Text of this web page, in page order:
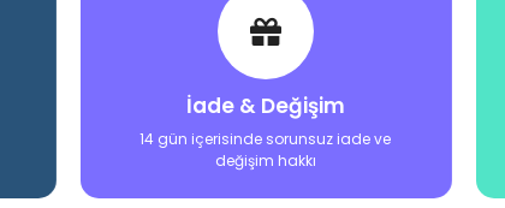
İade & Değişim
14 gün içerisinde sorunsuz iade ve
değişim hakkı